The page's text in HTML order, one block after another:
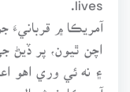
آمريڪا ۾ قربانيءَ
اچن ٿيون، پر
۽ نه ئي وري اهو
آمريڪا خوشحال ڇو